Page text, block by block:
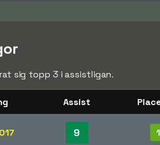
sig topp 3 i assistligan.
Assist
9 1